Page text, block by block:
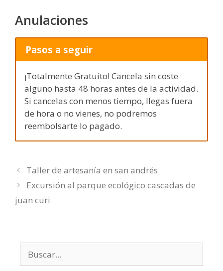
Anulaciones
Pasos a seguir
¡Totalmente Gratuito! Cancela sin coste
alguno hasta 48 horas antes de la actividad.
Si cancelas con menos tiempo, llegas fuera
de hora o no vienes, no podremos
reembolsarte lo pagado.
Taller de artesanía en san andrés
Excursión al parque ecológico cascadas de
juan curi